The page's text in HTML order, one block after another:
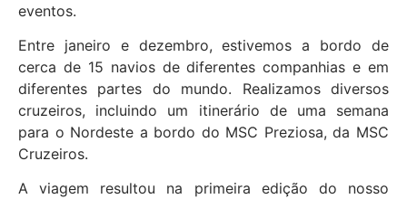
eventos.
Entre janeiro e dezembro, estivemos a bordo de
cerca de 15 navios de diferentes companhias e em
diferentes partes do mundo. Realizamos diversos
cruzeiros, incluindo um itinerário de uma semana
para o Nordeste a bordo do MSC Preziosa, da MSC
Cruzeiros.
A viagem resultou na primeira edição do nosso